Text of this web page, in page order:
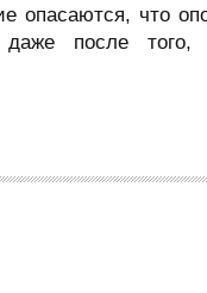
опасаются, что
после